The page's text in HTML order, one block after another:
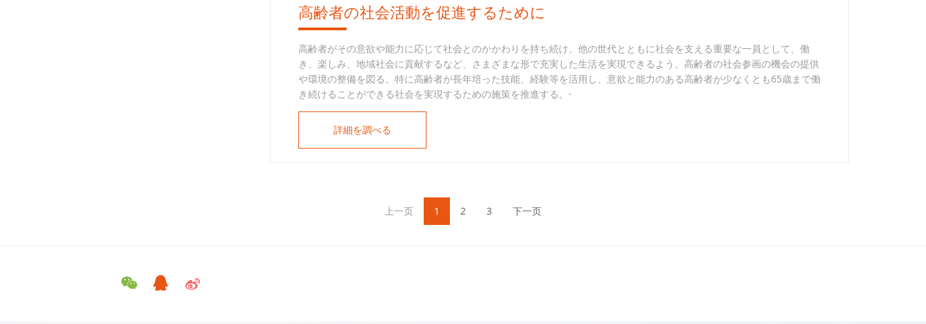
高齢者の社会活動を促進するために
高齢者がその意欲や能力に応じて社会とのかかわりを持ち続け、他の世代とともに社会を支える重要な一員として、働
き、楽しみ、地域社会に貢献するなど、さまざまな形で充実した生活を実現できるよう、高齢者の社会参画の機会の提供
や環境の整備を図る。特に高齢者が長年培った技能、経験等を活用し、意欲と能力のある高齢者が少なくとも65歳まで働
き続けることができる社会を実現するための施策を推進する。·
詳細を調べる
上一页 1 2 3 下一页